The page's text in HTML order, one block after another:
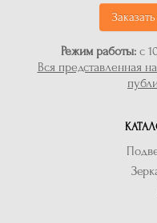
Режим работы: с
Вся представленная